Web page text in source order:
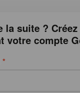
la suite ? Créez
votre compte